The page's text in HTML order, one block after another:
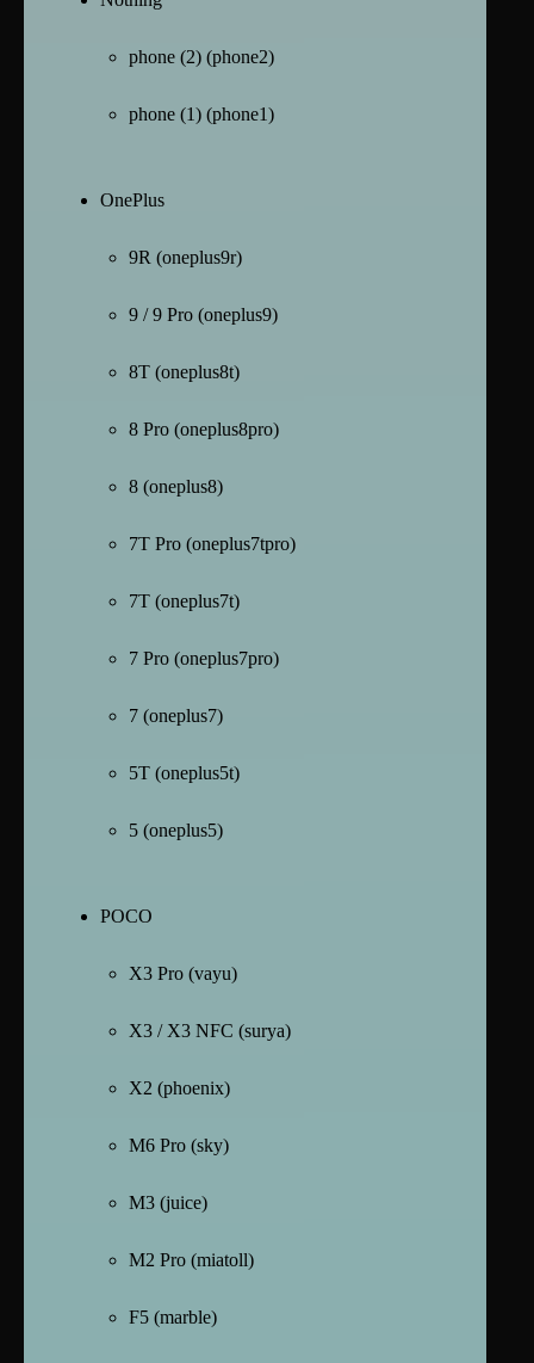
phone (2) (phone2)
phone (1) (phone1)
OnePlus
9R (oneplus9r)
9 / 9 Pro (oneplus9)
8T (oneplus8t)
8 Pro (oneplus8pro)
8 (oneplus8)
7T Pro (oneplus7tpro)
7T (oneplus7t)
7 Pro (oneplus7pro)
7 (oneplus7)
5T (oneplus5t)
5 (oneplus5)
POCO
X3 Pro (vayu)
X3 / X3 NFC (surya)
X2 (phoenix)
M6 Pro (sky)
M3 (juice)
M2 Pro (miatoll)
F5 (marble)